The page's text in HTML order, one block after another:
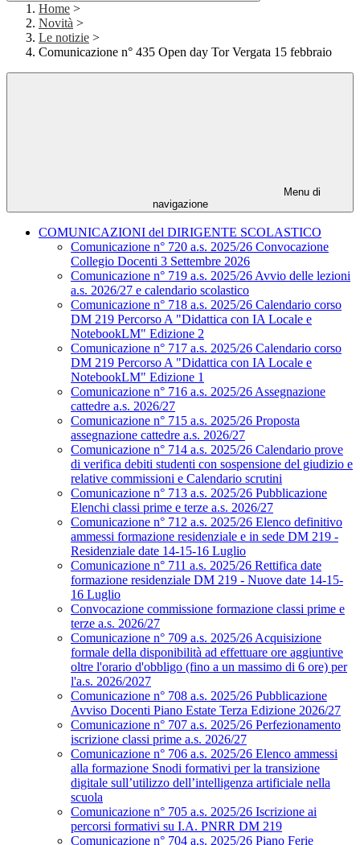
Home >
Novità >
Le notizie >
Comunicazione n° 435 Open day Tor Vergata 15 febbraio
Menu di
navigazione
COMUNICAZIONI del DIRIGENTE SCOLASTICO
Comunicazione n° 720 a.s. 2025/26 Convocazione
Collegio Docenti 3 Settembre 2026
Comunicazione n° 719 a.s. 2025/26 Avvio delle lezioni
a.s. 2026/27 e calendario scolastico
Comunicazione n° 718 a.s. 2025/26 Calendario corso
DM 219 Percorso A "Didattica con IA Locale e
NotebookLM" Edizione 2
Comunicazione n° 717 a.s. 2025/26 Calendario corso
DM 219 Percorso A "Didattica con IA Locale e
NotebookLM" Edizione 1
Comunicazione n° 716 a.s. 2025/26 Assegnazione
cattedre a.s. 2026/27
Comunicazione n° 715 a.s. 2025/26 Proposta
assegnazione cattedre a.s. 2026/27
Comunicazione n° 714 a.s. 2025/26 Calendario prove
di verifica debiti studenti con sospensione del giudizio e
relative commissioni e Calendario scrutini
Comunicazione n° 713 a.s. 2025/26 Pubblicazione
Elenchi classi prime e terze a.s. 2026/27
Comunicazione n° 712 a.s. 2025/26 Elenco definitivo
ammessi formazione residenziale e in sede DM 219 -
Residenziale date 14-15-16 Luglio
Comunicazione n° 711 a.s. 2025/26 Rettifica date
formazione residenziale DM 219 - Nuove date 14-15-
16 Luglio
Convocazione commissione formazione classi prime e
terze a.s. 2026/27
Comunicazione n° 709 a.s. 2025/26 Acquisizione
formale della disponibilità ad effettuare ore aggiuntive
oltre l'orario d'obbligo (fino a un massimo di 6 ore) per
l'a.s. 2026/2027
Comunicazione n° 708 a.s. 2025/26 Pubblicazione
Avviso Docenti Piano Estate Terza Edizione 2026/27
Comunicazione n° 707 a.s. 2025/26 Perfezionamento
iscrizione classi prime a.s. 2026/27
Comunicazione n° 706 a.s. 2025/26 Elenco ammessi
alla formazione Snodi formativi per la transizione
digitale sull’utilizzo dell’intelligenza artificiale nella
scuola
Comunicazione n° 705 a.s. 2025/26 Iscrizione ai
percorsi formativi su I.A. PNRR DM 219
Comunicazione n° 704 a.s. 2025/26 Piano Ferie